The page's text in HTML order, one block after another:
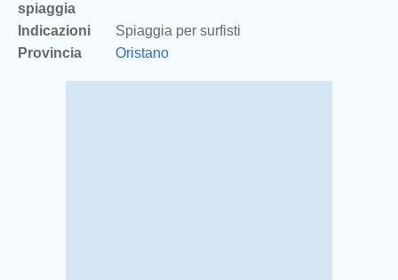
spiaggia
Indicazioni
Spiaggia per surfisti
Provincia
Oristano